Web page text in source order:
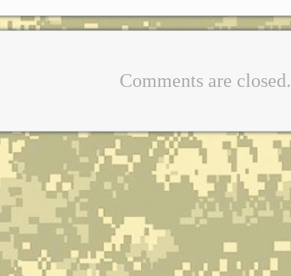
Comments are closed.